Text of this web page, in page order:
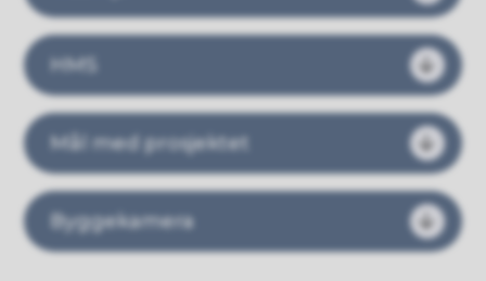
HMS
Mål med prosjektet
Byggekamera